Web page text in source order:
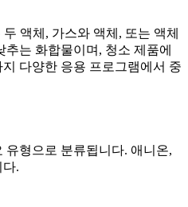
두 액체, 가스와 액체, 또는 액체
는 화합물이며, 청소 제품에
다양한 응용 프로그램에서 중
유형으로 분류됩니다. 애니온,
다.